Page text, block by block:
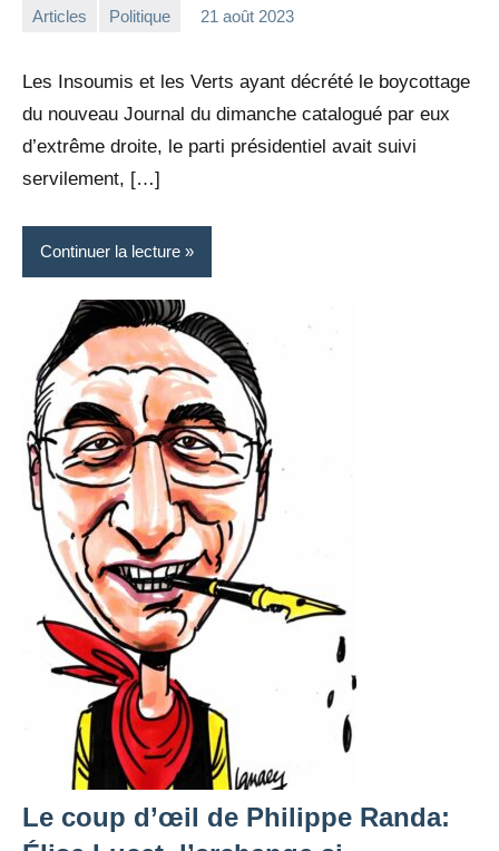
Articles Politique 21 août 2023
Les Insoumis et les Verts ayant décrété le boycottage
du nouveau Journal du dimanche catalogué par eux
d’extrême droite, le parti présidentiel avait suivi
servilement, […]
Continuer la lecture
Le coup d’œil de Philippe Randa: